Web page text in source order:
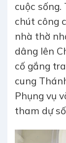
cuộc sống.
chút công
nhà thờ
dâng lên
cố gắng
cung
Phụng vụ
tham dự